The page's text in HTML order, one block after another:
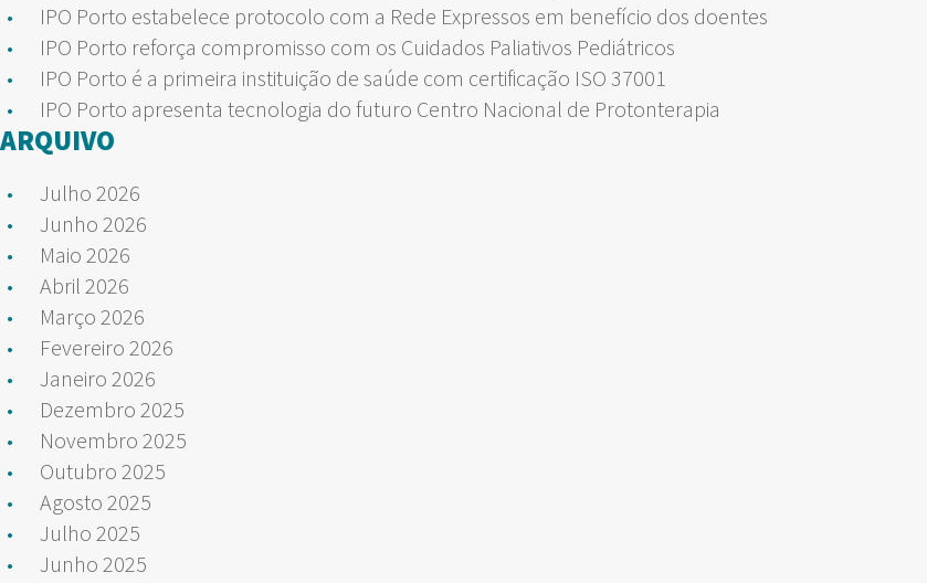
IPO Porto estabelece protocolo com a Rede Expressos em benefício dos doentes
IPO Porto reforça compromisso com os Cuidados Paliativos Pediátricos
IPO Porto é a primeira instituição de saúde com certificação ISO 37001
IPO Porto apresenta tecnologia do futuro Centro Nacional de Protonterapia
ARQUIVO
Julho 2026
Junho 2026
Maio 2026
Abril 2026
Março 2026
Fevereiro 2026
Janeiro 2026
Dezembro 2025
Novembro 2025
Outubro 2025
Agosto 2025
Julho 2025
Junho 2025